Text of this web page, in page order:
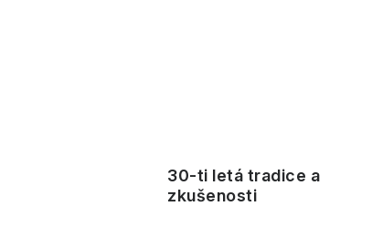
30-ti letá tradice a
zkušenosti